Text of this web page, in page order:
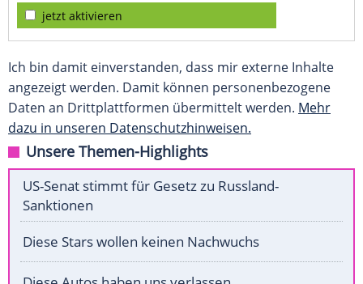
jetzt aktivieren
Ich bin damit einverstanden, dass mir externe Inhalte
angezeigt werden. Damit können personenbezogene
Daten an Drittplattformen übermittelt werden. Mehr
dazu in unseren Datenschutzhinweisen.
Unsere Themen-Highlights
US-Senat stimmt für Gesetz zu Russland-
Sanktionen
Diese Stars wollen keinen Nachwuchs